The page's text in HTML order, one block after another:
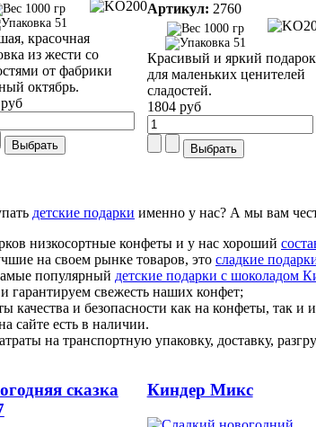
1000 гр
51
красочная
из жести со
от фабрики
октябрь.
Артикул: 2760
1000 гр
51
Красивый и яркий подарок
для маленьких ценителей
сладостей.
1804 руб
детские подарки именно у нас? А мы вам
низкосортные конфеты и у нас хороший
на своем рынке товаров, это сладкие
популярный детские подарки с шоколадом
свежесть наших конфет;
качества и безопасности как на конфеты, так и
сайте есть в наличии.
на транспортную упаковку, доставку,
сказка
Киндер Микс